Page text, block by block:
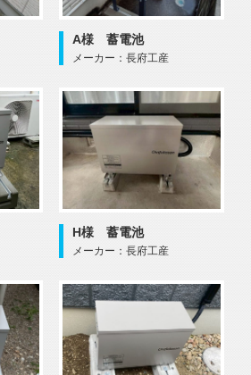
A様 蓄電池
メーカー：長府工産
H様 蓄電池
メーカー：長府工産